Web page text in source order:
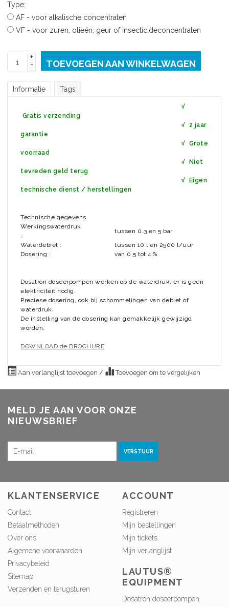
Type:
AF - voor alkalische concentraten
VF - voor zuren, olieën, geur of insecticideconcentraten
+
-
TOEVOEGEN AAN WINKELWAGEN
Informatie Tags
√
Gratis verzending
√ 2 jaar
garantie
√ Grote
voorraad
√ Niet
tevreden geld terug
√ Eigen
technische dienst / herstellingen
Technische gegevens
Werkingswaterdruk
:
tussen 0.3 en 5 bar
Waterdebiet :
tussen 10 l en 2500 l/uur
Dosering :
van 0,5 tot 4 %
Dosatron doseerpompen werken op de waterdruk, er is geen
elektriciteit nodig.
Preciese dosering, ook bij schommelingen van debiet of
waterdruk.
De instelling van de dosering kan gemakkelijk gewijzigd
worden.
DOWNLOAD de BROCHURE
Aan verlanglijst toevoegen / Toevoegen om te vergelijken
MELD JE AAN VOOR ONZE
NIEUWSBRIEF
VERSTUUR
KLANTENSERVICE
Contact
Betaalmethoden
Over ons
Algemene voorwaarden
Privacybeleid
Sitemap
Verzenden en terugsturen
ACCOUNT
Registreren
Mijn bestellingen
Mijn tickets
Mijn verlanglijst
LAUTUS®
EQUIPMENT
Dosatron doseerpompen